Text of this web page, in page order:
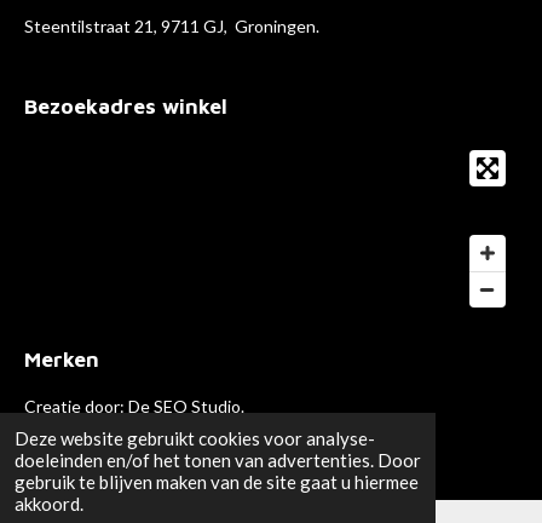
Deze website gebruikt cookies voor analyse-
doeleinden en/of het tonen van advertenties. Door
gebruik te blijven maken van de site gaat u hiermee
akkoord.
Steentilstraat 21, 9711 GJ, Groningen.
Bezoekadres winkel
Merken
Creatie door: De SEO Studio.
© 2020 Paris Hair Cosmetics.